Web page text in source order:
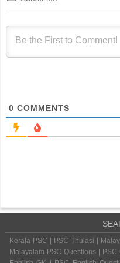
0 COMMENTS
Kerala PSC | PSC Thulasi |
Malayalam PSC Questions |